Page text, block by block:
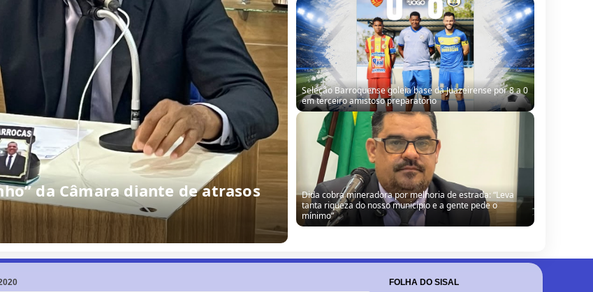
da Câmara diante de atrasos
Seleção Barroquense goleia base da Juazeirense por 8 a 0
em terceiro amistoso preparatório
Dida cobra mineradora por melhoria de estrada: “Leva
tanta riqueza do nosso município e a gente pede o
mínimo”
FOLHA DO SISAL